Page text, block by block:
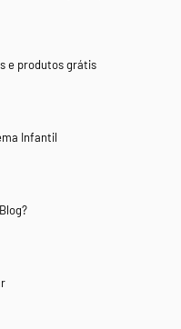
e produtos grátis
Infantil